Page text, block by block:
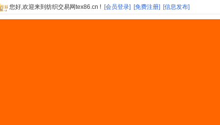
您好,欢迎来到纺织交易网tex86.cn ! [会员登录] [免费注册] [信息发布]